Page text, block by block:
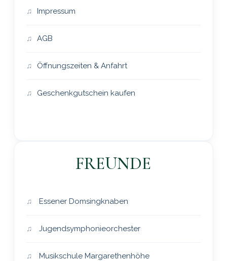
Impressum
AGB
Öffnungszeiten & Anfahrt
Geschenkgutschein kaufen
FREUNDE
Essener Domsingknaben
Jugendsymphonieorchester
Musikschule Margarethenhöhe